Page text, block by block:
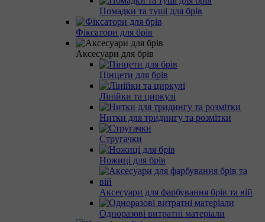
Помадки та туші для брів
Фіксатори для брів
Аксесуари для брів
Пінцети для брів
Лінійки та циркулі
Нитки для тридингу та розмітки
Стругачки
Ножиці для брів
Аксесуари для фарбування брів та вій
Одноразові витратні матеріали